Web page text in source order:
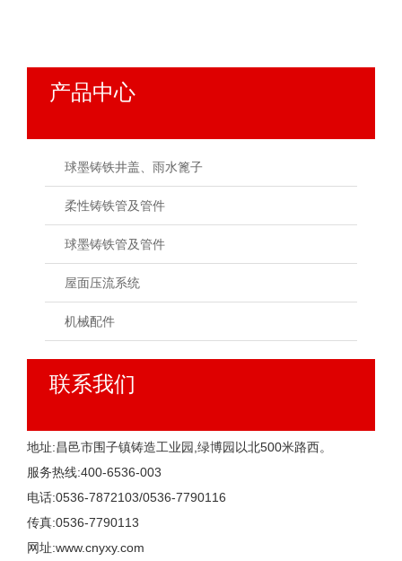
产品中心
球墨铸铁井盖、雨水篦子
柔性铸铁管及管件
球墨铸铁管及管件
屋面压流系统
机械配件
联系我们
地址:昌邑市围子镇铸造工业园,绿博园以北500米路西。
服务热线:400-6536-003
电话:0536-7872103/0536-7790116
传真:0536-7790113
网址:www.cnyxy.com